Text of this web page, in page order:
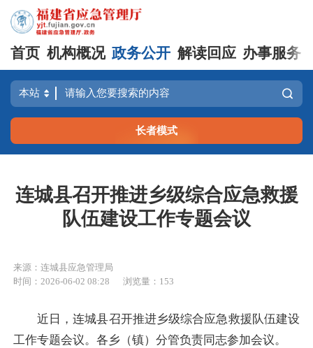
首页 机构概况 政务公开 解读回应 办事服务
长者模式
连城县召开推进乡级综合应急救援
队伍建设工作专题会议
来源：连城县应急管理局
时间：2026-06-02 08:28
浏览量：153
近日，连城县召开推进乡级综合应急救援队伍建设
工作专题会议。各乡（镇）分管负责同志参加会议。